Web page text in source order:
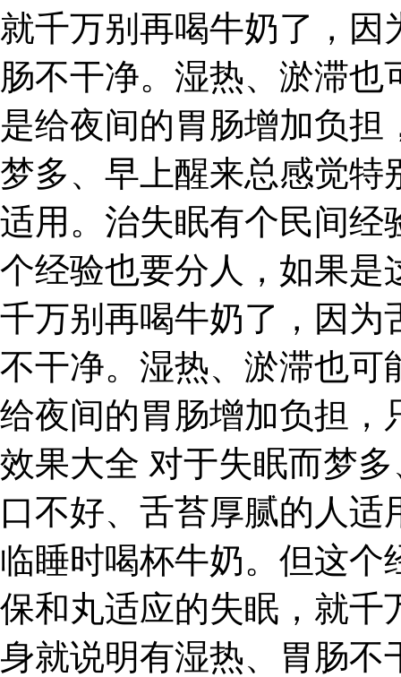
就千万别再喝牛奶了，因
肠不干净。湿热、淤滞
是给夜间的胃肠增加负
梦多、早上醒来总感觉特
适用。治失眠有个民间经
个经验也要分人，如果是
千万别再喝牛奶了，因为
不干净。湿热、淤滞也可
给夜间的胃肠增加负担，
效果大全 对于失眠而梦
口不好、舌苔厚腻的人
临睡时喝杯牛奶。但这
保和丸适应的失眠，就千
身就说明有湿热、胃肠不